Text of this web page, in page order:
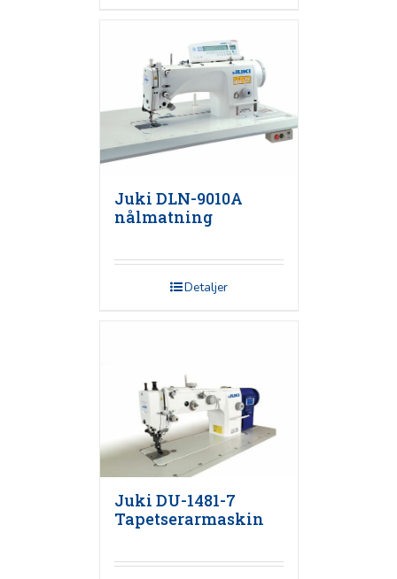
Juki DLN-9010A
nålmatning
Detaljer
Juki DU-1481-7
Tapetserarmaskin